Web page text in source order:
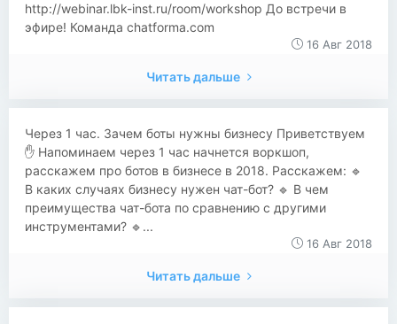
http://webinar.lbk-inst.ru/room/workshop До встречи в
эфире! Команда chatforma.com
16 Авг 2018
Читать дальше
Через 1 час. Зачем боты нужны бизнесу Приветствуем
✋️ Напоминаем через 1 час начнется воркшоп,
расскажем про ботов в бизнесе в 2018. Расскажем: 🔹
В каких случаях бизнесу нужен чат-бот? 🔹 В чем
преимущества чат-бота по сравнению с другими
инструментами? 🔹...
16 Авг 2018
Читать дальше